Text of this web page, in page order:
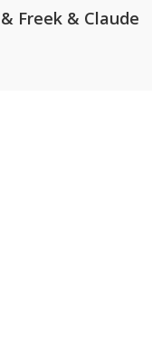
Freek & Claude